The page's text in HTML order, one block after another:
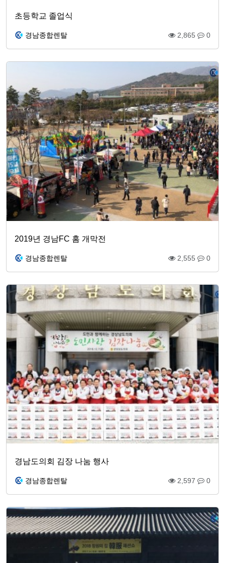
초등학교 졸업식
경남종합렌탈 2,865 0
2019년 경남FC 홈 개막전
경남종합렌탈 2,555 0
경남도의회 김장 나눔 행사
경남종합렌탈 2,597 0